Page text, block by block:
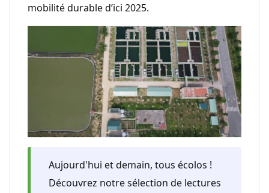
mobilité durable d’ici 2025.
Aujourd'hui et demain, tous écolos !
Découvrez notre sélection de lectures